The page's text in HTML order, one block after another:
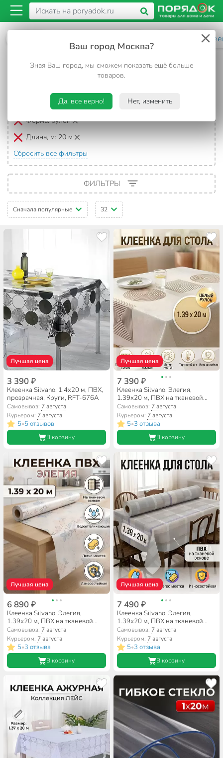
Ваш город Москва?
Зная Ваш город, мы сможем показать ещё больше
товаров.
Да, все верно! Нет, изменить
Клеенки в рулонах длиной 20 м
Выбранные фильтры:
Форма:рулон
Длина, м: 20 м
Сбросить все фильтры
ФИЛЬТРЫ
Сначала популярные 32
Лучшая цена
3 390 ₽
Клеенка Silvano, 1.4х20 м, ПВХ,
прозрачная, Круги, RFT-676A
Самовывоз: 7 августа
Курьером: 7 августа
5•5 отзывов
В корзину
Лучшая цена
7 390 ₽
Клеенка Silvano, Элегия,
1.39х20 м, ПВХ на тканевой
основе, золотая, PW-003-
CR256
Самовывоз: 7 августа
Курьером: 7 августа
5•3 отзыва
В корзину
Лучшая цена
6 890 ₽
Клеенка Silvano, Элегия,
1.39х20 м, ПВХ на тканевой
основе, PW195-R988-1-2
Самовывоз: 7 августа
Курьером: 7 августа
5•3 отзыва
В корзину
Лучшая цена
7 490 ₽
Клеенка Silvano, Элегия,
1.39х20 м, ПВХ на тканевой
основе, PW94-R192-3-2
Самовывоз: 7 августа
Курьером: 7 августа
5•3 отзыва
В корзину